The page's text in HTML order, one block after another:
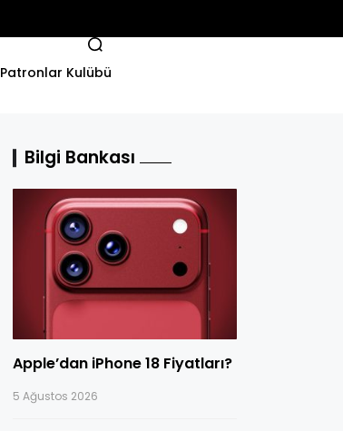
Patronlar Kulübü
Bilgi Bankası
Apple’dan iPhone 18 Fiyatları?
5 Ağustos 2026